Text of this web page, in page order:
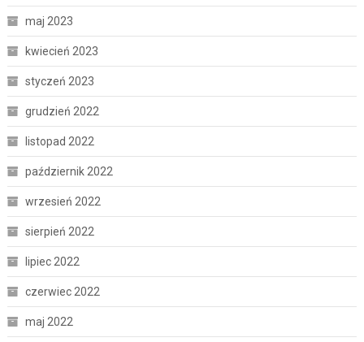
maj 2023
kwiecień 2023
styczeń 2023
grudzień 2022
listopad 2022
październik 2022
wrzesień 2022
sierpień 2022
lipiec 2022
czerwiec 2022
maj 2022